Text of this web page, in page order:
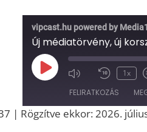
vipcast.hu powered by Media1
Play
Episode
1x
FELIRATKOZÁS
| Rögzítve ekkor: 2026.